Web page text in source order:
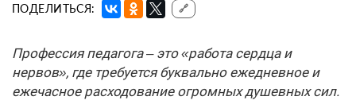
ПОДЕЛИТЬСЯ: 🔗
Профессия педагога – это «работа сердца и
нервов», где требуется буквально ежедневное и
ежечасное расходование огромных душевных сил.